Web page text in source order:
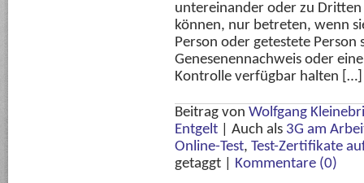
untereinander oder zu
können, nur betreten, wenn
Person oder getestete
Genesenennachweis oder
Kontrolle verfügbar halten […]
Beitrag von Wolfgang
Entgelt
Auch als 3G am
Online-Test, Test-Zertifikate
getaggt
Kommentare (0)